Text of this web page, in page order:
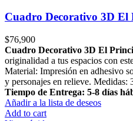
Cuadro Decorativo 3D El
$76,900
Cuadro Decorativo 3D El
originalidad a tus espacios con
Material: Impresión en adhesivo
y personajes en relieve. Medidas:
Tiempo de Entrega: 5-8 días
Añadir a la lista de deseos
Add to cart